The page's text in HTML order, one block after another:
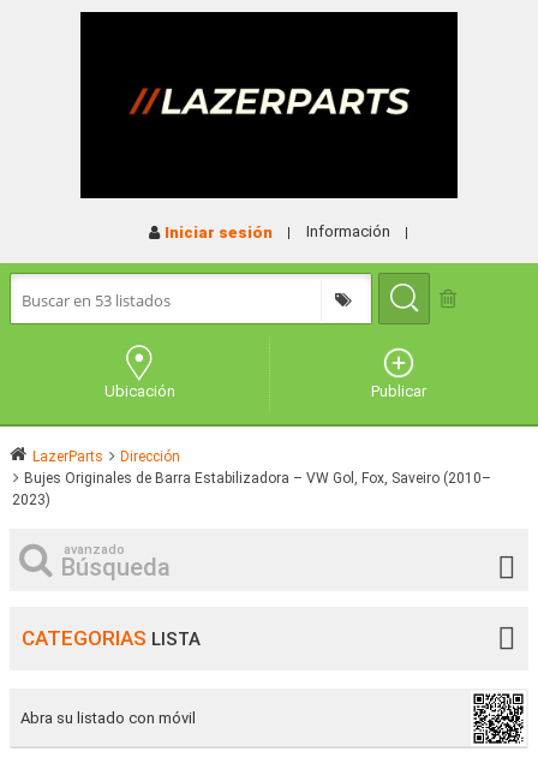
Información
Iniciar sesión
Ubicación Publicar
LazerParts
Dirección
Bujes Originales de Barra Estabilizadora – VW Gol, Fox, Saveiro (2010–
2023)
avanzado
Búsqueda
CATEGORIAS LISTA
Abra su listado con móvil